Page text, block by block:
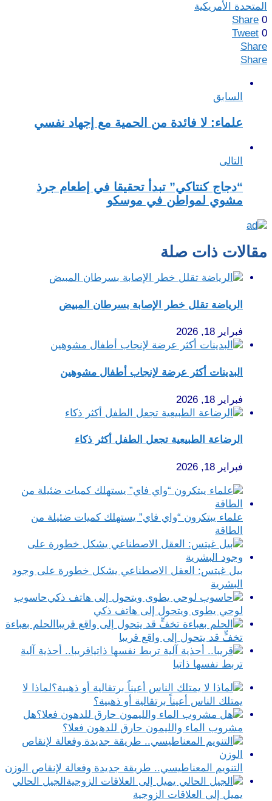
المتحدة الأمريكية
Share 0
Tweet 0
Share
Share
السابق
علماء: لا فائدة من الحمية مع إجهاد نفسي
التالى
“دجاج كنتاكي” تبدأ تحقيقا في إطعام جرذ
مشوي لمواطن في موسكو
مقالات ذات صلة
الرياضة تقلل خطر الإصابة بسرطان المبيض
فبراير 18, 2026
البدينات أكثر عرضة لإنجاب أطفال مشوهين
فبراير 18, 2026
الرضاعة الطبيعية تجعل الطفل أكثر ذكاء
فبراير 18, 2026
علماء يبتكرون “واي فاي” يستهلك كميات ضئيلة من
الطاقة
بيل غيتس: العقل الاصطناعي يشكل خطورة على وجود
البشرية
حاسوب
لوحي يطوى ويتحول إلى هاتف ذكي
الحلم بعباءة
تخفٍّ قد يتحول إلى واقع قريبا
قريبا.. أحذية آلية
تربط نفسها ذاتيا
لماذا لا
يمتلك الناس أعيناً برتقالية أو ذهبية؟
هل
مشروب الماء والليمون حارق للدهون فعلا؟
التنويم المعناطيسي.. طريقة جديدة وفعالة لإنقاص الوزن
الجيل الحالي
يميل إلى العلاقات الزوجية